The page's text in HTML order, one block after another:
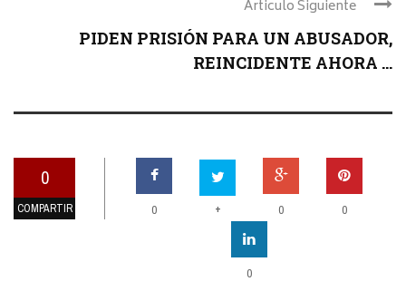
Articulo Siguiente
PIDEN PRISIÓN PARA UN ABUSADOR,
REINCIDENTE AHORA ...
0
COMPARTIR 0 + 0 0
0